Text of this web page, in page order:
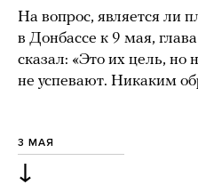
На вопрос, является ли
в Донбассе к 9 мая,
сказал: «Это их цель, но
не успевают. Никаким
3 МАЯ
↓